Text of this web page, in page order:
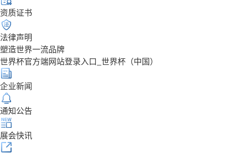
资质证书
法律声明
塑造世界一流品牌
世界杯官方端网站登录入口_世界杯（中国）
企业新闻
通知公告
展会快讯